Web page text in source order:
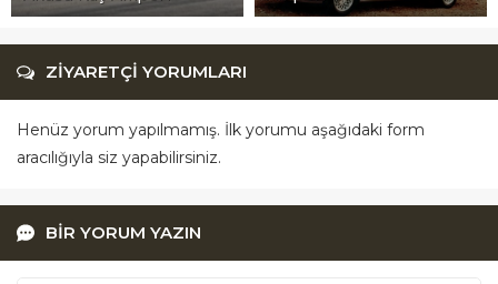
ZİYARETÇİ YORUMLARI
Henüz yorum yapılmamış. İlk yorumu aşağıdaki form
aracılığıyla siz yapabilirsiniz.
BİR YORUM YAZIN